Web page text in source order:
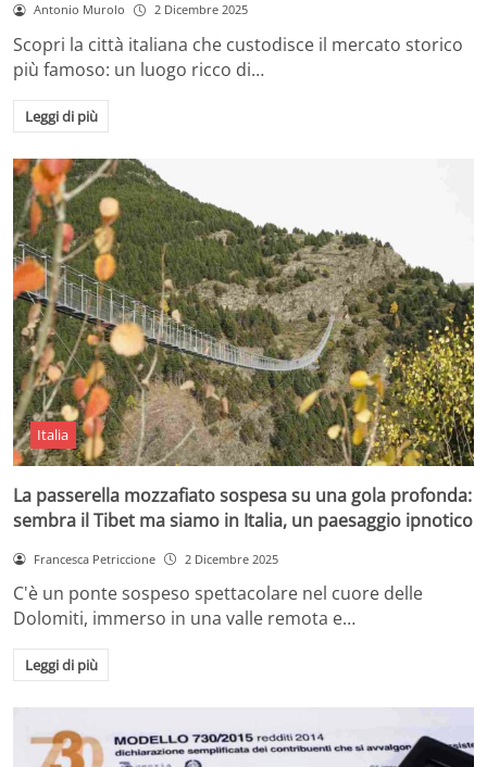
Antonio Murolo 2 Dicembre 2025
Scopri la città italiana che custodisce il mercato storico
più famoso: un luogo ricco di…
Leggi di più
Italia
La passerella mozzafiato sospesa su una gola profonda:
sembra il Tibet ma siamo in Italia, un paesaggio ipnotico
Francesca Petriccione 2 Dicembre 2025
C'è un ponte sospeso spettacolare nel cuore delle
Dolomiti, immerso in una valle remota e…
Leggi di più